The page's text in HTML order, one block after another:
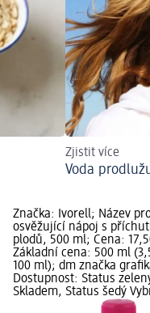
Zjistit více
Voda
Značka: Ivorell; Název
osvěžující nápoj s
plodů, 500 ml; Cena:
Základní cena: 500 ml
100 ml); dm značka
Dostupnost: Status
Skladem, Status šedý